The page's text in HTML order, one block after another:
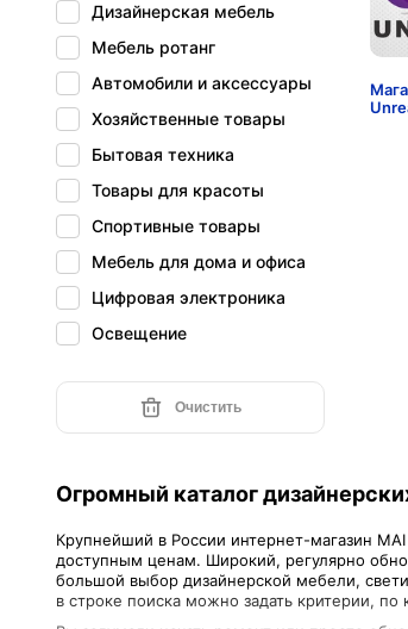
Дизайнерская мебель
Мебель ротанг
Автомобили и аксессуары
Хозяйственные товары
Бытовая техника
Товары для красоты
Спортивные товары
Мебель для дома и офиса
Цифровая электроника
Освещение
Очистить
Огромный каталог
Крупнейший в России интернет-магазин
доступным ценам. Широкий, регулярно
большой выбор дизайнерской мебели,
в строке поиска можно задать критерии,